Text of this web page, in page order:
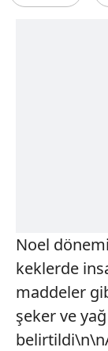
Noel
keklerde
maddeler
şeker ve